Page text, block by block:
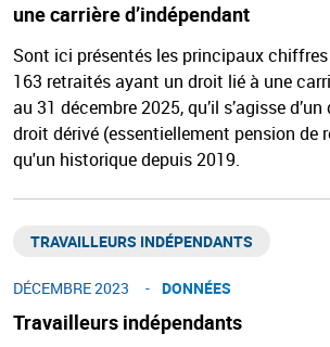
une carrière d’indépendant
Sont ici présentés les principaux
163 retraités ayant un droit lié à une
au 31 décembre 2025, qu’il s’agisse
droit dérivé (essentiellement pension de
qu'un historique depuis 2019.
Travailleurs indépendants
TRAVAILLEURS INDÉPENDANTS​
DÉCEMBRE 2023 DONNÉES